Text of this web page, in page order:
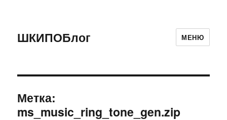
ШКИПОБлог МЕНЮ
Метка:
ms_music_ring_tone_gen.zip